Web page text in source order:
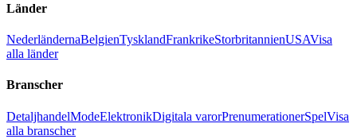
Länder
NederländernaBelgienTysklandFrankrikeStorbritannienUSAVisa
alla länder
Branscher
DetaljhandelModeElektronikDigitala varorPrenumerationerSpelVisa
alla branscher